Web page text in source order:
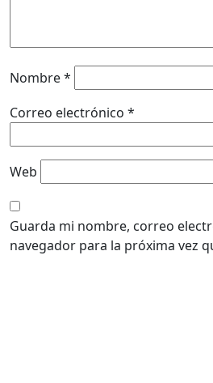
Nombre*
Correo electrónico *
Web
Guarda mi nombre, correo
navegador para la próxima vez